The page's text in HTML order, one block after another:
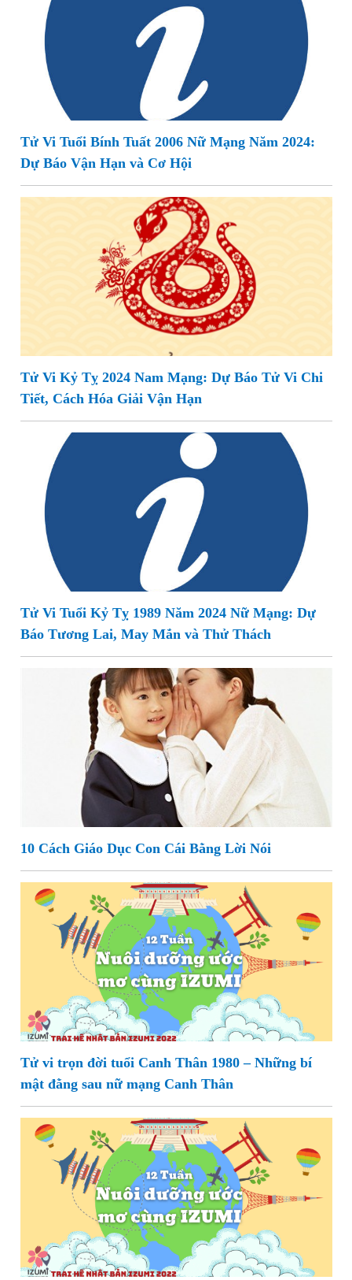
Tử Vi Tuổi Bính Tuất 2006 Nữ Mạng Năm 2024:
Dự Báo Vận Hạn và Cơ Hội
Tử Vi Kỷ Tỵ 2024 Nam Mạng: Dự Báo Tử Vi Chi
Tiết, Cách Hóa Giải Vận Hạn
Tử Vi Tuổi Kỷ Tỵ 1989 Năm 2024 Nữ Mạng: Dự
Báo Tương Lai, May Mắn và Thử Thách
10 Cách Giáo Dục Con Cái Bằng Lời Nói
Tử vi trọn đời tuổi Canh Thân 1980 – Những bí
mật đằng sau nữ mạng Canh Thân